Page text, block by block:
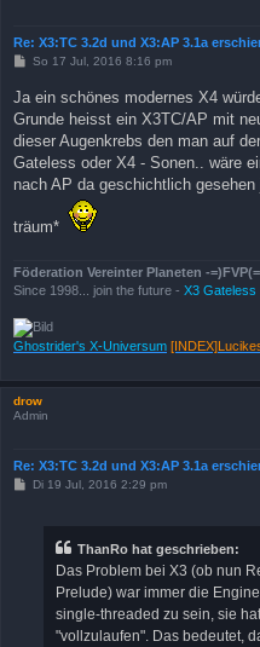
Re: X3:TC 3.2d und X3:AP 3.1a
B
t
r
g
So 17 Jul, 2016 8:16 pm
Ja ein schönes modernes X4
Grunde heisst ein X3TC/AP mit
dieser Augenkrebs den man auf
Gateless oder X4 - Sonen.. wäre
nach AP da geschichtlich
träum*
Föderation Vereinter Planeten -
Since 1998... join the future - X3 Gateless
Ghostrider's X-Universum
drow
Admin
Re: X3:TC 3.2d und X3:AP 3.1a
BDi 19 Jul, 2016 2:29 pm
ThanRo hat geschrieben:
Das Problem bei X3 (ob nun
Prelude) war immer die
single-threaded zu sein, sie
"vollzulaufen". Das bedeutet,